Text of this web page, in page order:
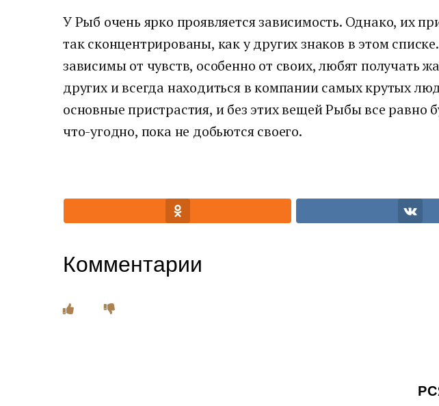
У Рыб очень ярко проявляется зависимость. Однако, их
так сконцентрированы, как у других знаков в этом
зависимы от чувств, особенно от своих, любят получать
других и всегда находиться в компании самых крутых
основные пристрастия, и без этих вещей Рыбы все равно
что-угодно, пока не добьются своего.
Комментарии